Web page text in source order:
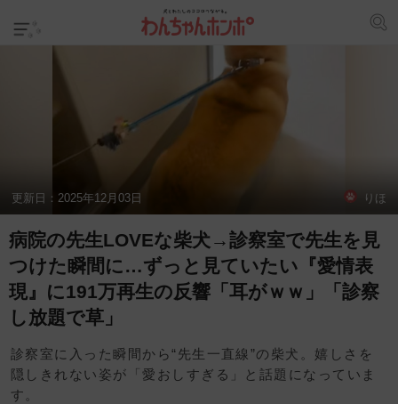
更新日： 2025年12月03日 りほ
病院の先生LOVEな柴犬→診察室で先生を見
つけた瞬間に…ずっと見ていたい『愛情表
現』に191万再生の反響「耳がｗｗ」「診察
し放題で草」
診察室に入った瞬間から“先生一直線”の柴犬。嬉しさを
隠しきれない姿が「愛おしすぎる」と話題になっていま
す。